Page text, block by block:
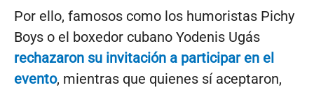
Por ello, famosos como los humoristas Pichy
Boys o el boxedor cubano Yodenis Ugás
rechazaron su invitación a participar en el
evento, mientras que quienes sí aceptaron,